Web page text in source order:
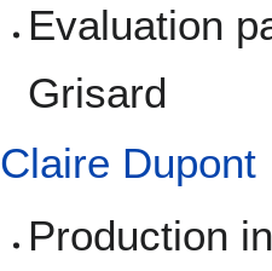
Evaluation
Grisard
Claire Dupont
Production